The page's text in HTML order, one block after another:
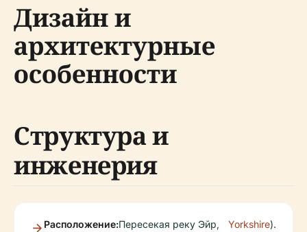
Дизайн и
архитектурные
особенности
Структура и
инженерия
Расположение:Пересекая реку Эйр,
Yorkshire).